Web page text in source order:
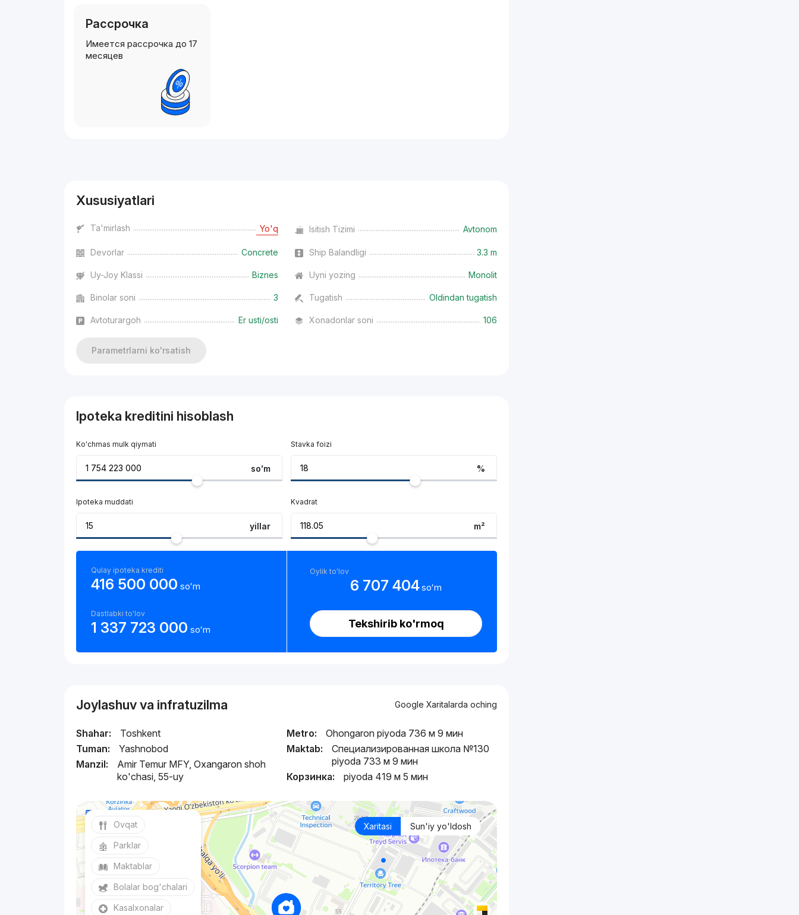
Рассрочка
Имеется рассрочка до 17
месяцев
Xususiyatlari
Ta'mirlash Yo'q Isitish Tizimi Avtonom
Devorlar Concrete Ship Balandligi 3.3 m
Uy-Joy Klassi Biznes Uyni yozing Monolit
Binolar soni 3 Tugatish Oldindan tugatish
Avtoturargoh Er usti/osti Xonadonlar soni 106
Parametrlarni ko'rsatish
Ipoteka kreditini hisoblash
Ko'chmas mulk qiymati
soʻm
Ipoteka muddati
yillar
Stavka foizi
%
Kvadrat
m²
Qulay ipoteka krediti
416 500 000 soʻm
Dastlabki to'lov
1 337 723 000 soʻm
Oylik to'lov
6 707 404 soʻm
Tekshirib ko'rmoq
Joylashuv va infratuzilma Google Xaritalarda oching
Shahar:
Toshkent
Tuman:
Yashnobod
Manzil:
Amir Temur MFY, Oxangaron shoh
ko'chasi, 55-uy
Metro:
Ohongaron piyoda 736 м 9 мин
Maktab:
Специализированная школа №130
piyoda 733 м 9 мин
Корзинка:
piyoda 419 м 5 мин
Xaritasi Sun'iy yo'ldosh
Ovqat
Parklar
Maktablar
Bolalar bog'chalari
Kasalxonalar